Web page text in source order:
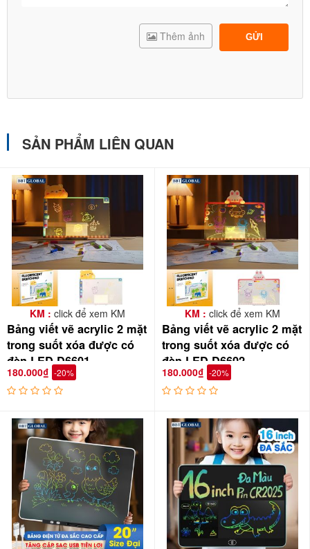
của bảng trơn bóng tạo ra chữ viết mượt mà, trẻ em cũng có thể sử
được lưu trữ gọn gàng bên cạnh bảng, tránh bị lạc mất.
học, dễ dàng mang đi mọi nơi.
GỬI
Thêm ảnh
SẢN PHẨM LIÊN QUAN
KM : click để xem KM
Bảng viết vẽ acrylic 2 mặt
trong suốt xóa được có
đèn LED D6601
180.000₫ -20%
KM : click để xem KM
Bảng viết vẽ acrylic 2 mặt
trong suốt xóa được có
đèn LED D6602
180.000₫ -20%